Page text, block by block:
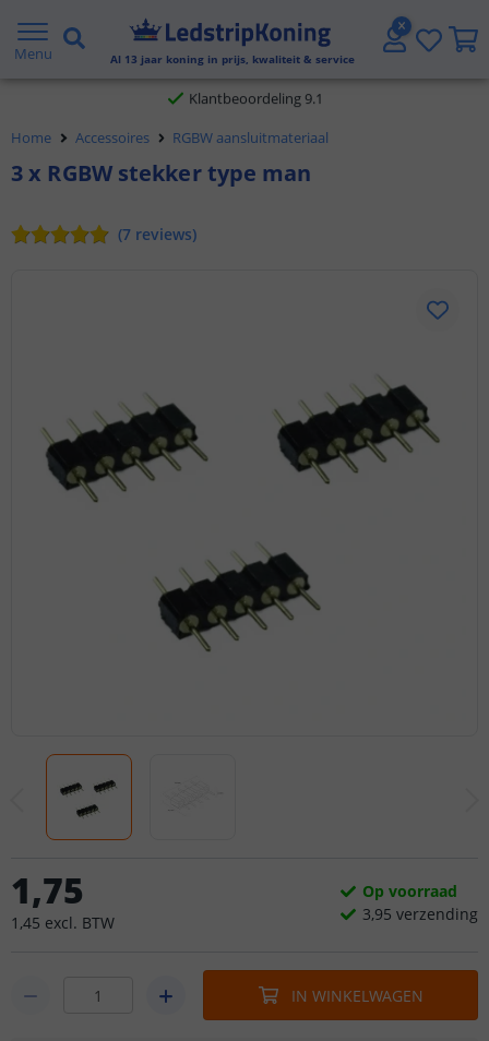
Menu Al 13 jaar koning in prijs, kwaliteit & service
Gratis verzending vanaf € 20,- NL en BE
Klantbeoordeling 9.1
Voor 23:45 uur besteld,morgen in huis
Home Accessoires RGBW aansluitmateriaal
3 x RGBW stekker type man
(7 reviews)
1,75
1 ,45 excl. BTW
Op voorraad
3,95 verzending
IN WINKELWAGEN